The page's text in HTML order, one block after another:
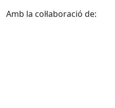
Amb la col·laboració de: